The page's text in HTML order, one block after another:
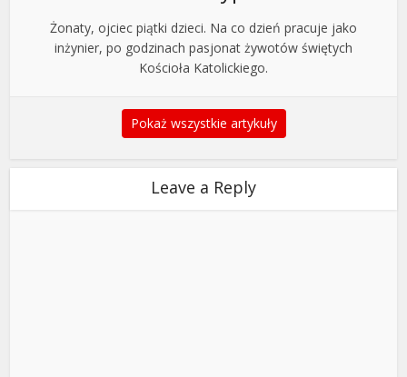
Żonaty, ojciec piątki dzieci. Na co dzień pracuje jako
inżynier, po godzinach pasjonat żywotów świętych
Kościoła Katolickiego.
Pokaż wszystkie artykuły
Leave a Reply